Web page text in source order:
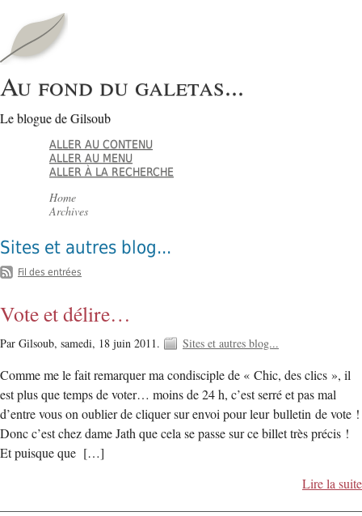
Au fond du galetas...
Le blogue de Gilsoub
ALLER AU CONTENU
ALLER AU MENU
ALLER À LA RECHERCHE
Home
Archives
Sites et autres blog...
Fil des entrées
Vote et délire…
Par Gilsoub, samedi, 18 juin 2011. Sites et autres blog...
Comme me le fait remarquer ma condisciple de « Chic, des clics », il
est plus que temps de voter… moins de 24 h, c’est serré et pas mal
d’entre vous on oublier de cliquer sur envoi pour leur bulletin de vote !
Donc c’est chez dame Jath que cela se passe sur ce billet très précis !
Et puisque que […]
Lire la suite